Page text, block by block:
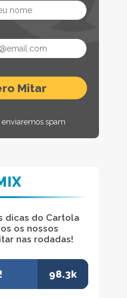
enviaremos spam
dicas do Cartola
os nossos
nas rodadas!
98.3k